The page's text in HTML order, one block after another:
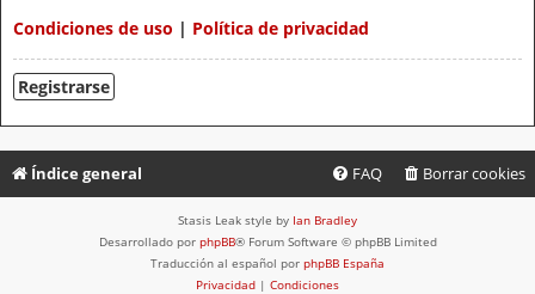
Condiciones de uso | Política de privacidad
Registrarse
Índice general Borrar cookies
FAQ
Stasis Leak style by Ian Bradley
Desarrollado por phpBB® Forum Software © phpBB Limited
Traducción al español por phpBB España
Privacidad | Condiciones